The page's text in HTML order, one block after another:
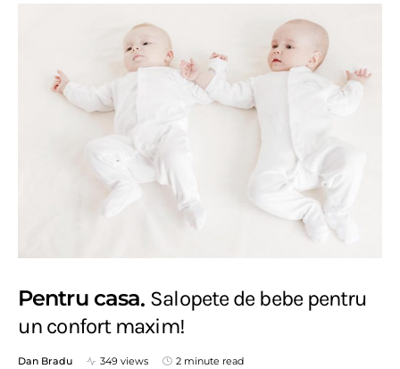
Pentru casa Salopete de bebe pentru
un confort maxim!
Dan Bradu 349 views 2 minute read